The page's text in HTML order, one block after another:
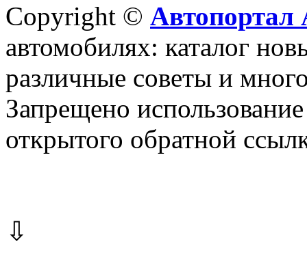
Copyright © Автопортал
автомобилях: каталог
различные советы и
Запрещено
открытого обратной
⇩